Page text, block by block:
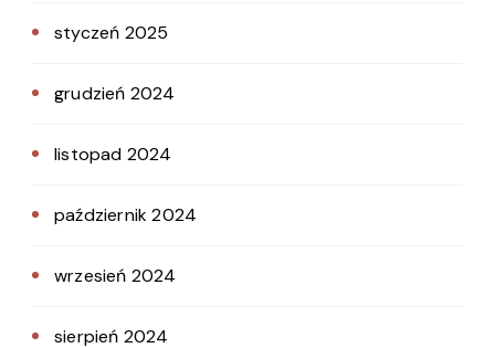
styczeń 2025
grudzień 2024
listopad 2024
październik 2024
wrzesień 2024
sierpień 2024